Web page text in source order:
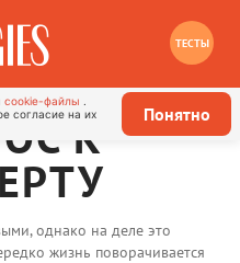
ТЕСТЫ
cookie-файлы
согласие на их
Понятно
К
однако на деле это
жизнь поворачивается